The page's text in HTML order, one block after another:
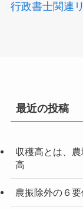
行政書士関連
最近の投稿
収穫高とは、
高
農振除外の６